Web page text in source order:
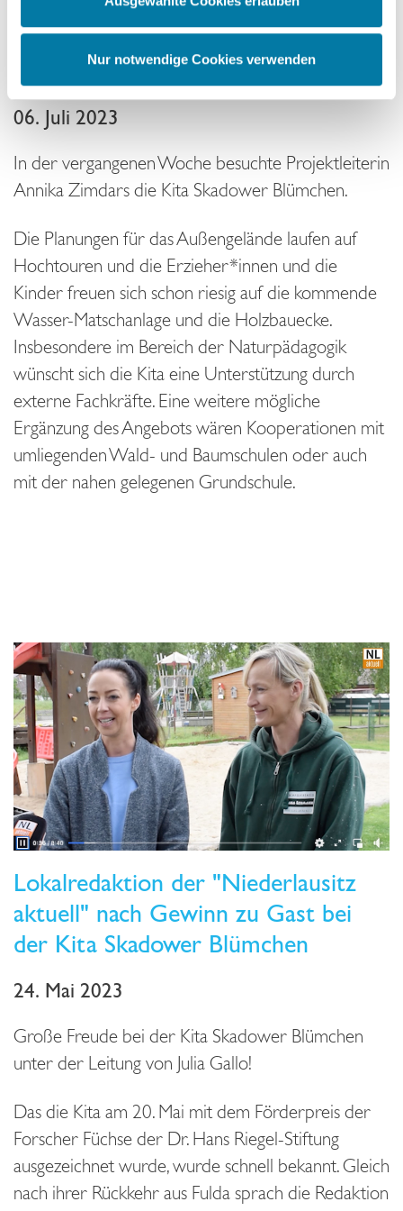
Sie der Verwendung von Cookies und der
Datenverarbeitung durch unsere Partner ein,
einschließlich möglicher Datenübermittlungen in die USA.
können Ihre Cookie-Einstellungen jederzeit im Footer
Daten finden Sie in unsererDatenschutzerklärung
Nur notwendige Cookies verwenden
Auftaktbesuch bei den Skadower
Blümchen
06. Juli 2023
In der vergangenen Woche besuchte Projektleiterin
Annika Zimdars die Kita Skadower Blümchen.
Die Planungen für das Außengelände laufen auf
Hochtouren und die Erzieher*innen und die
Kinder freuen sich schon riesig auf die kommende
Wasser-Matschanlage und die Holzbauecke.
Insbesondere im Bereich der Naturpädagogik
wünscht sich die Kita eine Unterstützung durch
externe Fachkräfte. Eine weitere mögliche
Ergänzung des Angebots wären Kooperationen mit
umliegenden Wald- und Baumschulen oder auch
mit der nahen gelegenen Grundschule.
Lokalredaktion der "Niederlausitz
aktuell" nach Gewinn zu Gast bei
der Kita Skadower Blümchen
24. Mai 2023
Große Freude bei der Kita Skadower Blümchen
unter der Leitung von Julia Gallo!
Das die Kita am 20. Mai mit dem Förderpreis der
Forscher Füchse der Dr. Hans Riegel-Stiftung
ausgezeichnet wurde, wurde schnell bekannt. Gleich
nach ihrer Rückkehr aus Fulda sprach die Redaktion